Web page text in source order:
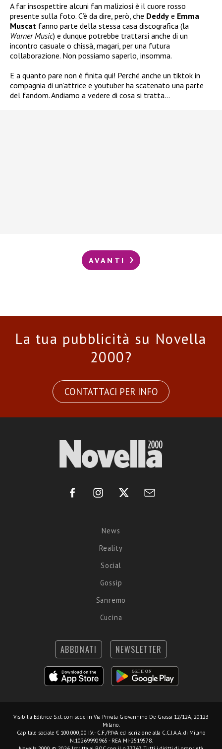
A far insospettire alcuni fan maliziosi è il cuore rosso
presente sulla foto. C’è da dire, però, che Deddy e Emma
Muscat fanno parte della stessa casa discografica (la
Warner Music) e dunque potrebbe trattarsi anche di un
incontro casuale o chissà, magari, per una futura
collaborazione. Non possiamo saperlo, insomma.
E a quanto pare non è finita qui! Perché anche un tiktok in
compagnia di un’attrice e youtuber ha scatenato una parte
del fandom. Andiamo a vedere di cosa si tratta…
AVANTI
La tua pubblicità su Novella
2000?
CONTATTACI PER INFO
News
Reality
Social
Gossip
Sanremo
Cucina
ABBONATI NEWSLETTER
Visibilia Editrice S.r.l. con sede in Via Privata Giovannino De Grassi 12/12A, 20123
Milano.
Capitale sociale € 100.000,00 I.V. - C.F./P.IVA ed iscrizione alla C.C.I.A.A. di Milano
N.10269990965 - REA MI-2519578.